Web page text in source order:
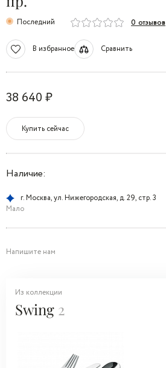
Последний 0 отзывов
В избранное Сравнить
38 640 ₽
Купить сейчас
Наличие:
г. Москва, ул. Нижегородская, д. 29, стр. 3
Мало
Напишите нам
Из коллекции
Swing 2